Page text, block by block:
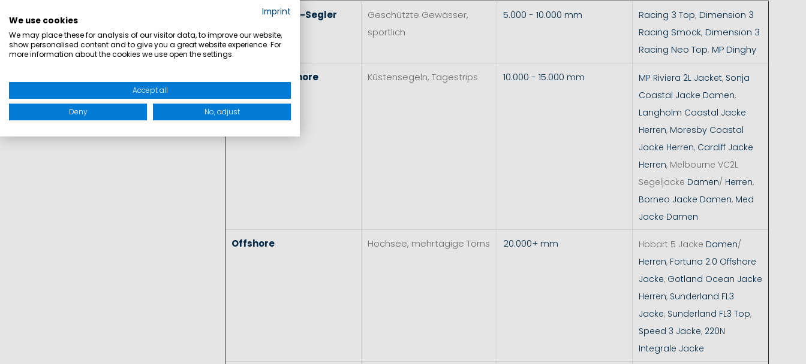
Jollen- & Skiff-Segler
Geschützte Gewässer,
sportlich
5.000 - 10.000 mm Racing 3 Top, Dimension 3
Racing Smock, Dimension 3
Racing Neo Top, MP Dinghy
Inshore Küstensegeln, Tagestrips 10.000 - 15.000 mm MP Riviera 2L Jacket, Sonja
Coastal Jacke Damen,
Langholm Coastal Jacke
Herren, Moresby Coastal
Jacke Herren, Cardiff Jacke
Herren, Melbourne VC2L
Segeljacke Damen/ Herren,
Borneo Jacke Damen, Med
Jacke Damen
Offshore Hochsee, mehrtägige Törns 20.000+ mm Hobart 5 Jacke Damen/
Herren, Fortuna 2.0 Offshore
Jacke, Gotland Ocean Jacke
Herren, Sunderland FL3
Jacke, Sunderland FL3 Top,
Speed 3 Jacke, 220N
Integrale Jacke
Imprint
We use cookies
We may place these for analysis of our visitor data, to improve our website,
show personalised content and to give you a great website experience. For
more information about the cookies we use open the settings.
Accept all
Deny No, adjust